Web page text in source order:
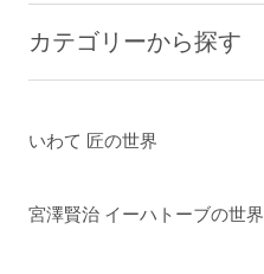
カテゴリーから探す
いわて 匠の世界
宮澤賢治 イーハトーブの世界